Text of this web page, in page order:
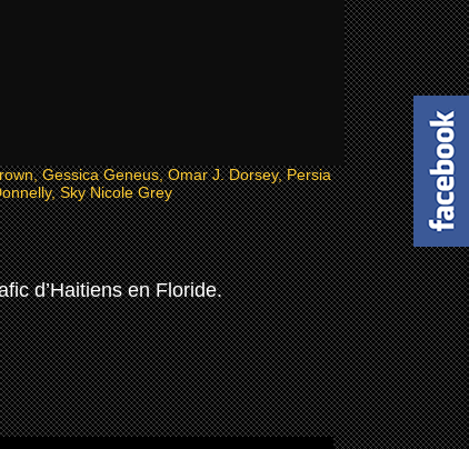
Gessica Geneus, Omar J. Dorsey, Persia
Sky Nicole Grey
d’Haitiens en Floride.